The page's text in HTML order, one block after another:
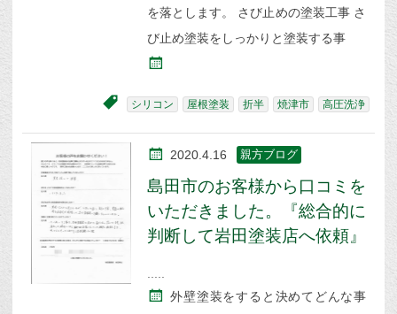
を落とします。 さび止めの塗装工事 さ
び止め塗装をしっかりと塗装する事
シリコン 屋根塗装 折半 焼津市 高圧洗浄
2020.4.16 親方ブログ
島田市のお客様から口コミを
いただきました。『総合的に
判断して岩田塗装店へ依頼』
外壁塗装をすると決めてどんな事